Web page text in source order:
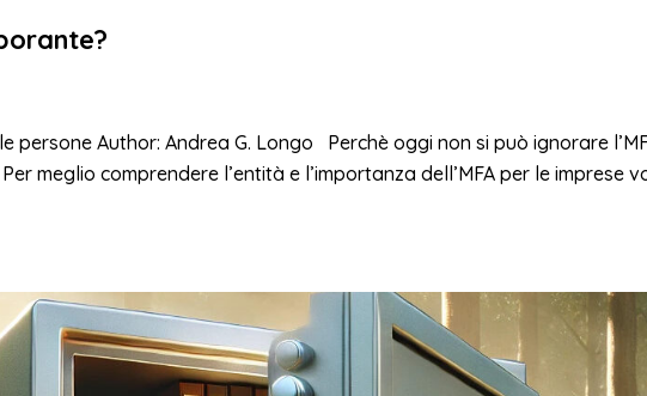
persone Author: Andrea G. Longo Perchè oggi non si può ignorare
meglio comprendere l’entità e l’importanza dell’MFA per le imprese